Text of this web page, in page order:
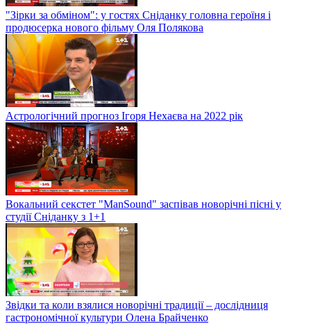
"Зірки за обміном": у гостях Сніданку головна героїня і
продюсерка нового фільму Оля Полякова
Астрологічний прогноз Ігоря Нехаєва на 2022 рік
Вокальний секстет "ManSound" заспівав новорічні пісні у
студії Сніданку з 1+1
Звідки та коли взялися новорічні традиції – дослідниця
гастрономічної культури Олена Брайченко